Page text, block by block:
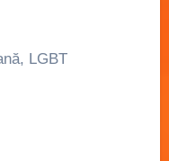
LGBT